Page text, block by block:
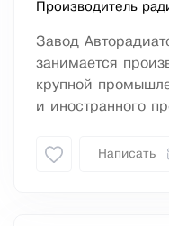
Производитель
Завод
занимается
крупной
и иностранного
Написать